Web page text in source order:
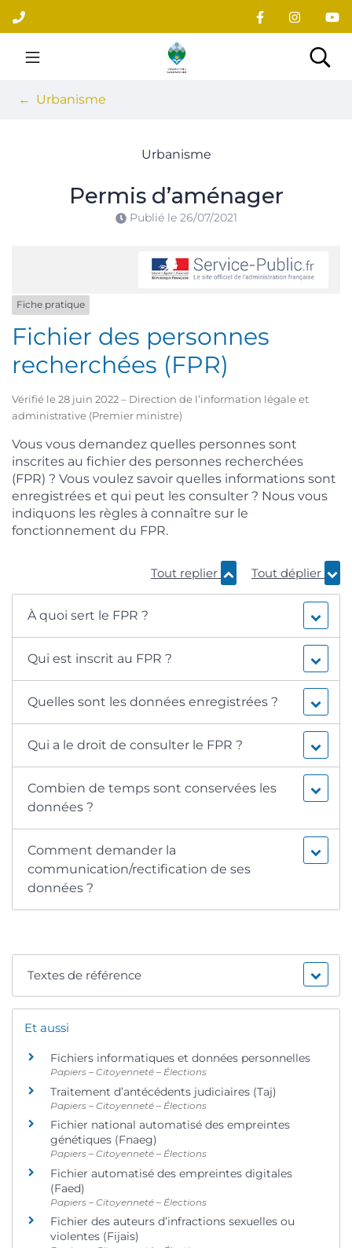
Aller
au
contenu
Site officiel du village
Urbanisme
Urbanisme
Permis d’aménager
Publié le 26/07/2021
Fiche pratique
Fichier des personnes
recherchées (FPR)
Vérifié le 28 juin 2022 – Direction de l’information légale et
administrative (Premier ministre)
Vous vous demandez quelles personnes sont
inscrites au fichier des personnes recherchées
(FPR) ? Vous voulez savoir quelles informations sont
enregistrées et qui peut les consulter ? Nous vous
indiquons les règles à connaître sur le
fonctionnement du FPR.
Tout replier Tout déplier
À quoi sert le FPR ?
Qui est inscrit au FPR ?
Quelles sont les données enregistrées ?
Qui a le droit de consulter le FPR ?
Combien de temps sont conservées les
données ?
Comment demander la
communication/rectification de ses
données ?
Textes de référence
Et aussi
Fichiers informatiques et données personnelles
Papiers – Citoyenneté – Élections
Traitement d’antécédents judiciaires (Taj)
Papiers – Citoyenneté – Élections
Fichier national automatisé des empreintes
génétiques (Fnaeg)
Papiers – Citoyenneté – Élections
Fichier automatisé des empreintes digitales
(Faed)
Papiers – Citoyenneté – Élections
Fichier des auteurs d’infractions sexuelles ou
violentes (Fijais)